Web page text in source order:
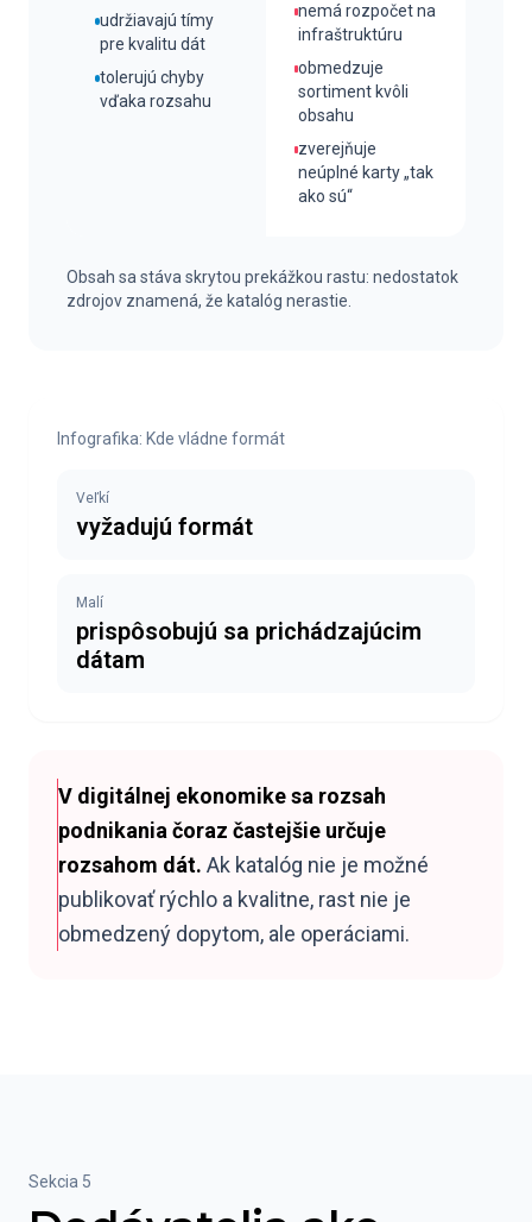
udržiavajú tímy
pre kvalitu dát
tolerujú chyby
vďaka rozsahu
nemá rozpočet na
infraštruktúru
obmedzuje
sortiment kvôli
obsahu
zverejňuje
neúplné karty „tak
ako sú“
Obsah sa stáva skrytou prekážkou rastu: nedostatok
zdrojov znamená, že katalóg nerastie.
Infografika: Kde vládne formát
Veľkí
vyžadujú formát
Malí
prispôsobujú sa prichádzajúcim
dátam
V digitálnej ekonomike sa rozsah
podnikania čoraz častejšie určuje
rozsahom dát. Ak katalóg nie je možné
publikovať rýchlo a kvalitne, rast nie je
obmedzený dopytom, ale operáciami.
Sekcia 5